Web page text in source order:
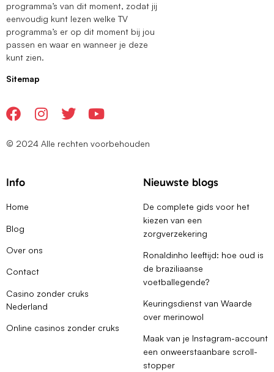
programma’s van dit moment, zodat jij
eenvoudig kunt lezen welke TV
programma’s er op dit moment bij jou
passen en waar en wanneer je deze
kunt zien.
Sitemap
© 2024 Alle rechten voorbehouden
Info
Home
Blog
Over ons
Contact
Casino zonder cruks
Nederland
Online casinos zonder cruks
Nieuwste blogs
De complete gids voor het
kiezen van een
zorgverzekering
Ronaldinho leeftijd: hoe oud is
de braziliaanse
voetballegende?
Keuringsdienst van Waarde
over merinowol
Maak van je Instagram-account
een onweerstaanbare scroll-
stopper